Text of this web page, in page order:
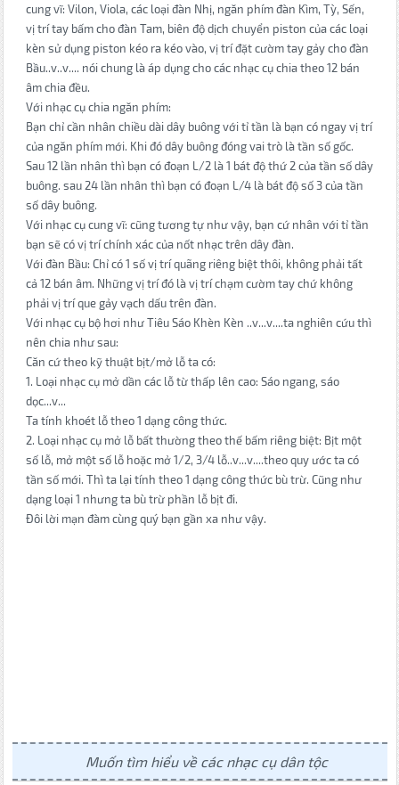
cung vĩ: Vilon, Viola, các loại đàn Nhị, ngăn phím đàn Kìm, Tỳ, Sến,
vị trí tay bấm cho đàn Tam, biên độ dịch chuyển piston của các loại
kèn sử dụng piston kéo ra kéo vào, vị trí đặt cườm tay gảy cho đàn
Bầu..v..v.... nói chung là áp dụng cho các nhạc cụ chia theo 12 bán
âm chia đều.
Với nhạc cụ chia ngăn phím:
Bạn chỉ cần nhân chiều dài dây buông với tỉ tần là bạn có ngay vị trí
của ngăn phím mới. Khi đó dây buông đóng vai trò là tần số gốc.
Sau 12 lần nhân thì bạn có đoạn L/2 là 1 bát độ thứ 2 của tần số dây
buông. sau 24 lần nhân thì bạn có đoạn L/4 là bát độ số 3 của tần
số dây buông.
Với nhạc cụ cung vĩ: cũng tương tự như vậy, bạn cứ nhân với tỉ tần
bạn sẽ có vị trí chính xác của nốt nhạc trên dây đàn.
Với đàn Bầu: Chỉ có 1 số vị trí quãng riêng biệt thôi, không phải tất
cả 12 bán âm. Những vị trí đó là vị trí chạm cườm tay chứ không
phải vị trí que gảy vạch dấu trên đàn.
Với nhạc cụ bộ hơi như Tiêu Sáo Khèn Kèn ..v...v....ta nghiên cứu thì
nên chia như sau:
Căn cứ theo kỹ thuật bịt/mở lỗ ta có:
1. Loại nhạc cụ mở dần các lỗ từ thấp lên cao: Sáo ngang, sáo
dọc...v...
Ta tính khoét lỗ theo 1 dạng công thức.
2. Loại nhạc cụ mở lỗ bất thường theo thế bấm riêng biệt: Bịt một
số lỗ, mở một số lỗ hoặc mở 1/2, 3/4 lỗ..v...v....theo quy ước ta có
tần số mới. Thì ta lại tính theo 1 dạng công thức bù trừ. Cũng như
dạng loại 1 nhưng ta bù trừ phần lỗ bịt đi.
Đôi lời mạn đàm cùng quý bạn gần xa như vậy.
Muốn tìm hiểu về các nhạc cụ dân tộc